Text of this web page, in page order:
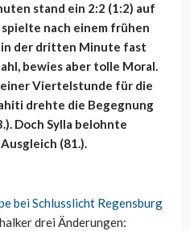
stand ein 2:2 (1:2) auf
nach einem frühen
in der dritten Minute fast
bewies aber tolle Moral.
Viertelstunde für die
drehte die Begegnung
Doch Sylla belohnte
(81.).
bei Schlusslicht Regensburg
drei Änderungen: